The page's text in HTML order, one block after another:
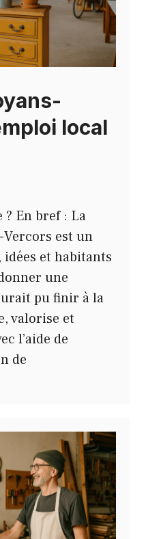
local
? En bref : La
Vercors est un
et habitants
une
pu finir à la
valorise et
l’aide de
de